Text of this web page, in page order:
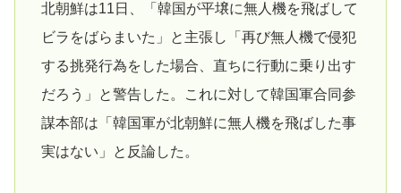
北朝鮮は11日、「韓国が平壌に無人機を飛ばして
ビラをばらまいた」と主張し「再び無人機で侵犯
する挑発行為をした場合、直ちに行動に乗り出す
だろう」と警告した。これに対して韓国軍合同参
謀本部は「韓国軍が北朝鮮に無人機を飛ばした事
実はない」と反論した。